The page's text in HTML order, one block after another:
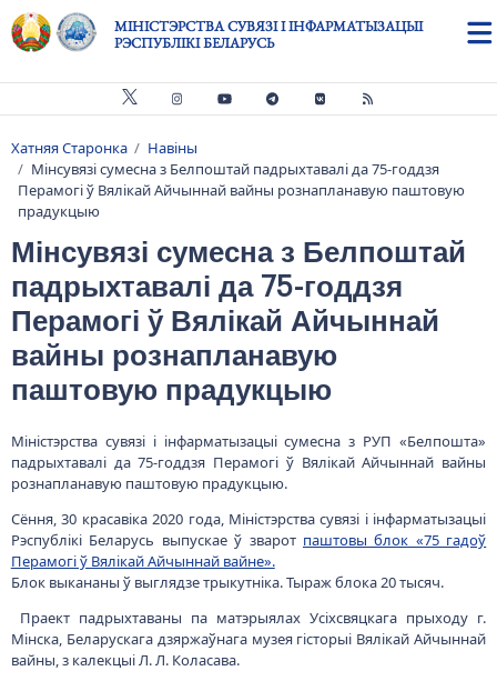
Skip to main content
МІНІСТЭРСТВА СУВЯЗІ І ІНФАРМАТЫЗАЦЫІ
РЭСПУБЛІКІ БЕЛАРУСЬ
Breadcrumb
Хатняя Старонка
Навіны
Мінсувязі сумесна з Белпоштай падрыхтавалі да 75-годдзя
Перамогі ў Вялікай Айчыннай вайны рознапланавую паштовую
прадукцыю
Мінсувязі сумесна з Белпоштай
падрыхтавалі да 75-годдзя
Перамогі ў Вялікай Айчыннай
вайны рознапланавую
паштовую прадукцыю
Міністэрства сувязі і інфарматызацыі сумесна з РУП «Белпошта»
падрыхтавалі да 75-годдзя Перамогі ў Вялікай Айчыннай вайны
рознапланавую паштовую прадукцыю.
Сёння, 30 красавіка 2020 года, Міністэрства сувязі і інфарматызацыі
Рэспублікі Беларусь выпускае ў зварот паштовы блок «75 гадоў
Перамогі ў Вялікай Айчыннай вайне».
Блок выкананы ў выглядзе трыкутніка. Тыраж блока 20 тысяч.
Праект падрыхтаваны па матэрыялах Усіхсвяцкага прыходу г.
Мінска, Беларускага дзяржаўнага музея гісторыі Вялікай Айчыннай
вайны, з калекцыі Л. Л. Коласава.